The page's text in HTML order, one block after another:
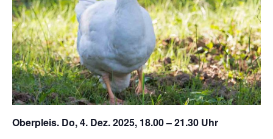
Oberpleis. Do, 4. Dez. 2025, 18.00 – 21.30 Uhr